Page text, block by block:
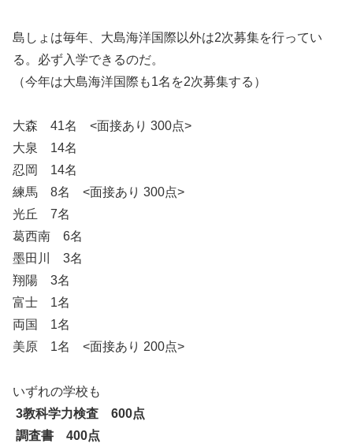
島しょは毎年、大島海洋国際以外は2次募集を行ってい
る。必ず入学できるのだ。
（今年は大島海洋国際も1名を2次募集する）
大森 41名 <面接あり 300点>
大泉 14名
忍岡 14名
練馬 8名 <面接あり 300点>
光丘 7名
葛西南 6名
墨田川 3名
翔陽 3名
富士 1名
両国 1名
美原 1名 <面接あり 200点>
いずれの学校も
3教科学力検査 600点
調査書 400点